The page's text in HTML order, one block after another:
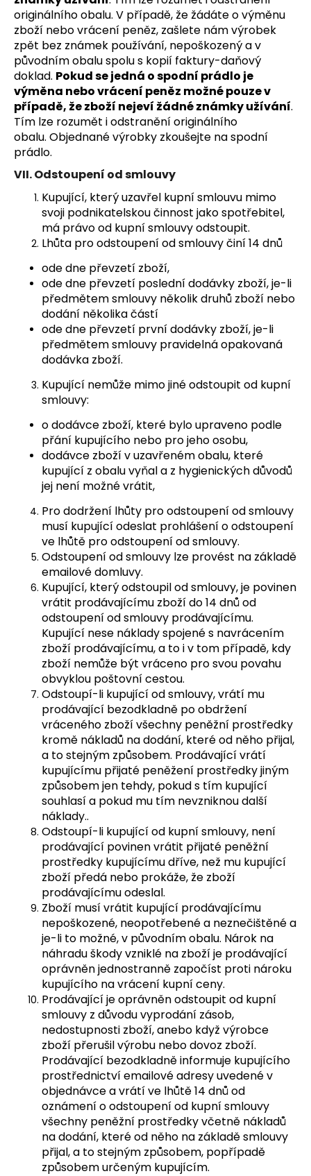
originálního obalu. V případě, že žádáte o výměnu
zboží nebo vrácení peněz, zašlete nám výrobek
zpět bez známek používání, nepoškozený a v
původním obalu spolu s kopií faktury-daňový
doklad. Pokud se jedná o spodní prádlo je
výměna nebo vrácení peněz možné pouze v
případě, že zboží nejeví žádné známky užívání.
Tím lze rozumět i odstranění originálního
obalu. Objednané výrobky zkoušejte na spodní
prádlo.
VII. Odstoupení od smlouvy
Kupující, který uzavřel kupní smlouvu mimo
svoji podnikatelskou činnost jako spotřebitel,
má právo od kupní smlouvy odstoupit.
Lhůta pro odstoupení od smlouvy činí 14 dnů
ode dne převzetí zboží,
ode dne převzetí poslední dodávky zboží, je-li
předmětem smlouvy několik druhů zboží nebo
dodání několika částí
ode dne převzetí první dodávky zboží, je-li
předmětem smlouvy pravidelná opakovaná
dodávka zboží.
Kupující nemůže mimo jiné odstoupit od kupní
smlouvy:
o dodávce zboží, které bylo upraveno podle
přání kupujícího nebo pro jeho osobu,
dodávce zboží v uzavřeném obalu, které
kupující z obalu vyňal a z hygienických důvodů
jej není možné vrátit,
Pro dodržení lhůty pro odstoupení od smlouvy
musí kupující odeslat prohlášení o odstoupení
ve lhůtě pro odstoupení od smlouvy.
Odstoupení od smlouvy lze provést na základě
emailové domluvy.
Kupující, který odstoupil od smlouvy, je povinen
vrátit prodávajícímu zboží do 14 dnů od
odstoupení od smlouvy prodávajícímu.
Kupující nese náklady spojené s navrácením
zboží prodávajícímu, a to i v tom případě, kdy
zboží nemůže být vráceno pro svou povahu
obvyklou poštovní cestou.
Odstoupí-li kupující od smlouvy, vrátí mu
prodávající bezodkladně po obdržení
vráceného zboží všechny peněžní prostředky
kromě nákladů na dodání, které od něho přijal,
a to stejným způsobem. Prodávající vrátí
kupujícímu přijaté peněžení prostředky jiným
způsobem jen tehdy, pokud s tím kupující
souhlasí a pokud mu tím nevzniknou další
náklady..
Odstoupí-li kupující od kupní smlouvy, není
prodávající povinen vrátit přijaté peněžní
prostředky kupujícímu dříve, než mu kupující
zboží předá nebo prokáže, že zboží
prodávajícímu odeslal.
Zboží musí vrátit kupující prodávajícímu
nepoškozené, neopotřebené a neznečištěné a
je-li to možné, v původním obalu. Nárok na
náhradu škody vzniklé na zboží je prodávající
oprávněn jednostranně započíst proti nároku
kupujícího na vrácení kupní ceny.
Prodávající je oprávněn odstoupit od kupní
smlouvy z důvodu vyprodání zásob,
nedostupnosti zboží, anebo když výrobce
zboží přerušil výrobu nebo dovoz zboží.
Prodávající bezodkladně informuje kupujícího
prostřednictví emailové adresy uvedené v
objednávce a vrátí ve lhůtě 14 dnů od
oznámení o odstoupení od kupní smlouvy
všechny peněžní prostředky včetně nákladů
na dodání, které od něho na základě smlouvy
přijal, a to stejným způsobem, popřípadě
způsobem určeným kupujícím.